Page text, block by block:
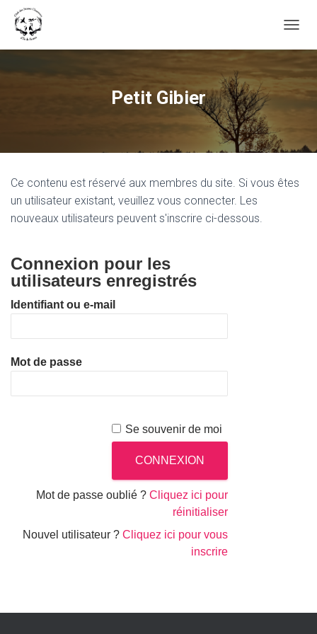
Petit Gibier
Ce contenu est réservé aux membres du site. Si vous êtes
un utilisateur existant, veuillez vous connecter. Les
nouveaux utilisateurs peuvent s'inscrire ci-dessous.
Connexion pour les
utilisateurs enregistrés
Identifiant ou e-mail
Mot de passe
Se souvenir de moi
Mot de passe oublié ?Cliquez ici pour
réinitialiser
Nouvel utilisateur ?Cliquez ici pour vous
inscrire